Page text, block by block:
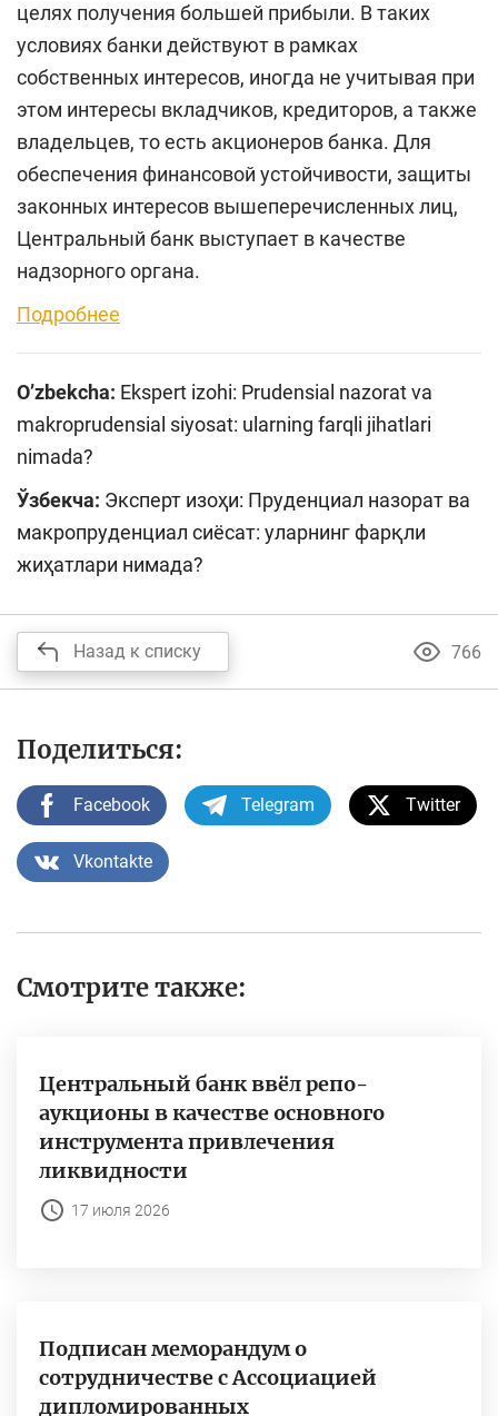
целях получения большей прибыли. В таких
условиях банки действуют в рамках
собственных интересов, иногда не учитывая при
этом интересы вкладчиков, кредиторов, а также
владельцев, то есть акционеров банка. Для
обеспечения финансовой устойчивости, защиты
законных интересов вышеперечисленных лиц,
Центральный банк выступает в качестве
надзорного органа.
Подробнее
O’zbekcha: Ekspert izohi: Prudensial nazorat va
makroprudensial siyosat: ularning farqli jihatlari
nimada?
Ўзбекча: Эксперт изоҳи: Пруденциал назорат ва
макропруденциал сиёсат: уларнинг фарқли
жиҳатлари нимада?
Назад к списку 766
Поделиться:
Facebook Telegram Twitter
Vkontakte
Смотрите также:
Центральный банк ввёл репо-
аукционы в качестве основного
инструмента привлечения
ликвидности
17 июля 2026
Подписан меморандум о
сотрудничестве с Ассоциацией
дипломированных